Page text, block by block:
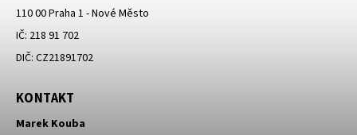
110 00 Praha 1 - Nové Město
IČ: 218 91 702
DIČ: CZ21891702
KONTAKT
Marek Kouba